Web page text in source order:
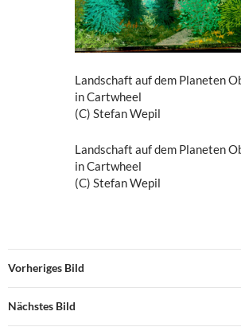
Landschaft auf dem Planeten
in Cartwheel
(C) Stefan Wepil
Landschaft auf dem Planeten
in Cartwheel
(C) Stefan Wepil
Vorheriges Bild
Nächstes Bild